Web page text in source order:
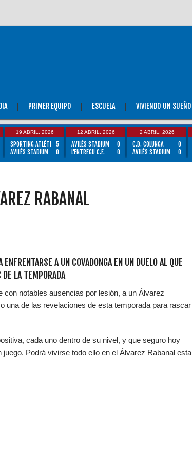
PRIMER EQUIPO ESCUELA VIVIENDO UN SUEÑO
19 ABRIL, 2026
SPORTING ATLÉTI
5
AVILÉS STADIUM
0
12 ABRIL, 2026
AVILÉS STADIUM
0
L'ENTREGU C.F.
0
2 ABRIL, 2026
C.D. COLUNGA
0
AVILÉS STADIUM
0
RABANAL
A UN COVADONGA EN UN DUELO AL QUE
LA TEMPORADA
con notables ausencias por lesión, a un Álvarez
una de las revelaciones de esta temporada para rascar
cada uno dentro de su nivel, y que seguro hoy
Podrá vivirse todo ello en el Álvarez Rabanal esta